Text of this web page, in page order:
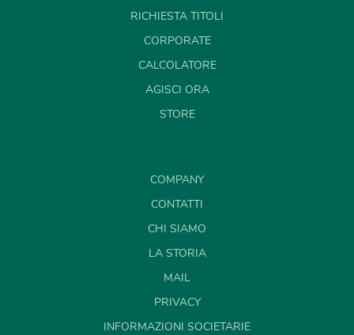
RICHIESTA TITOLI
CORPORATE
CALCOLATORE
AGISCI ORA
STORE
COMPANY
CONTATTI
CHI SIAMO
LA STORIA
MAIL
PRIVACY
INFORMAZIONI SOCIETARIE